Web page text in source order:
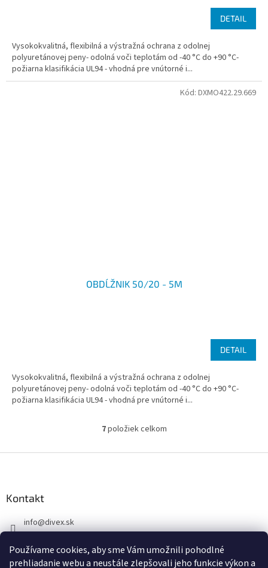
Používame cookies, aby sme Vám umožnili pohodlné
prehliadanie webu a neustále zlepšovali jeho funkcie výkon a
DETAIL
Vysokokvalitná, flexibilná a výstražná ochrana z odolnej
polyuretánovej peny- odolná voči teplotám od -40 °C do +90 °C-
požiarna klasifikácia UL94 - vhodná pre vnútorné i...
OBDĹŽNIK 50/20 - 5M
DETAIL
Vysokokvalitná, flexibilná a výstražná ochrana z odolnej
polyuretánovej peny- odolná voči teplotám od -40 °C do +90 °C-
požiarna klasifikácia UL94 - vhodná pre vnútorné i...
Kód: DXMO422.29.669
O
l
e
r
v
7položiek celkom
e
Kontakt
info@divex.sk
+421 917 391 679